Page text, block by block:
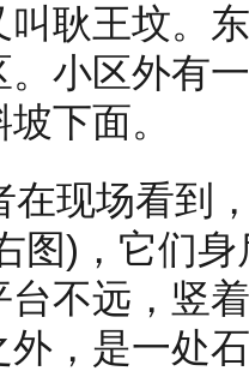
耿王坟。
小区外有
下面。
在现场看到
图)，它们
不远，竖
外，是一处